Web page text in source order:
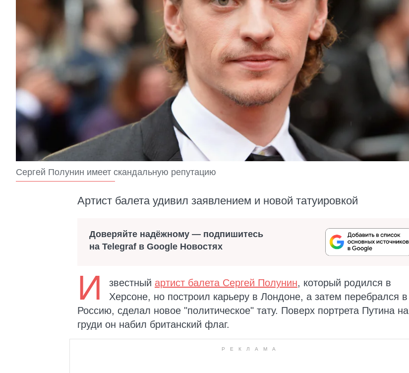
Сергей Полунин имеет скандальную репутацию
Артист балета удивил заявлением и новой татуировкой
Доверяйте надёжному — подпишитесь
на Telegraf в Google Новостях
И звестный артист балета Сергей Полунин, который родился в
Херсоне, но построил карьеру в Лондоне, а затем перебрался в
Россию, сделал новое "политическое" тату. Поверх портрета Путина на
груди он набил британский флаг.